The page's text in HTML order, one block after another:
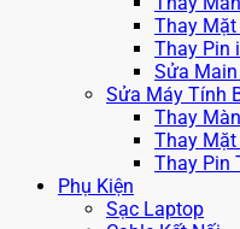
Thay Mặt
Thay Pin
Sửa
Sửa Máy Tính
Thay
Thay Mặt
Thay Pin
Phụ Kiện
Sạc Laptop